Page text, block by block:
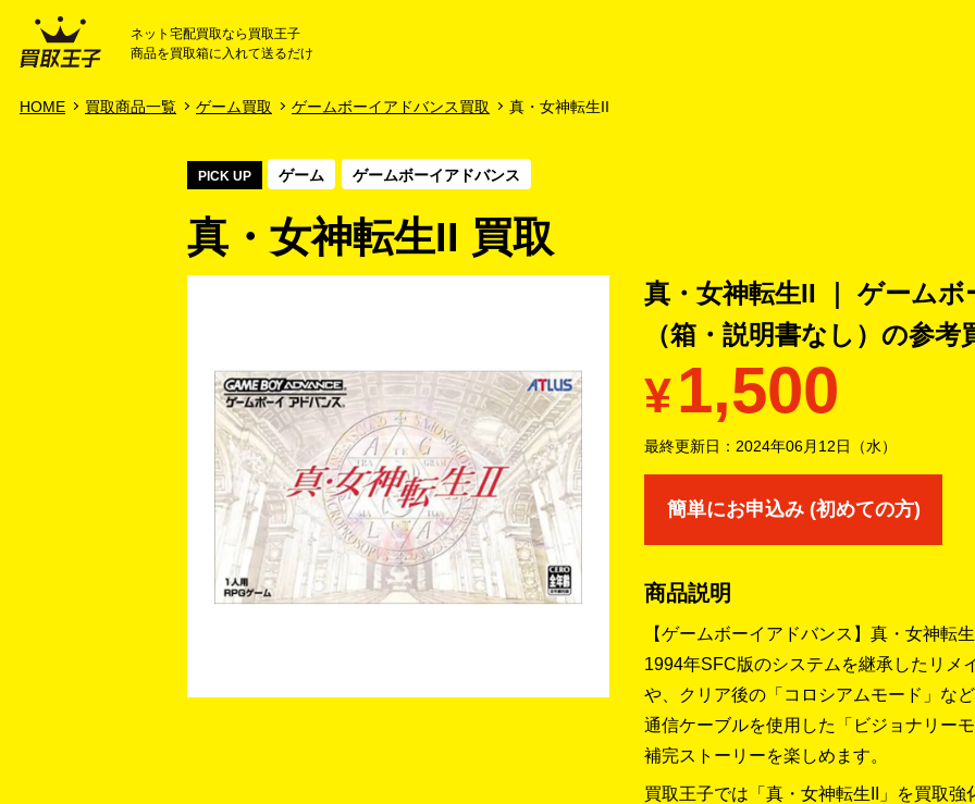
HOME
ネット宅配買取なら買取王子
商品を買取箱に入れて送るだけ
HOME 買取商品一覧 ゲーム買取 ゲームボーイアドバンス買取 真・女神転生II
PICK UP ゲーム ゲームボーイアドバンス
真・女神転生II 買取
真・女神転生II ｜ ゲーム
（箱・説明書なし）の参考
¥1,500
最終更新日： 2024年06月12日（水）
簡単にお申込み (初めての方)
商品説明
【ゲームボーイアドバンス】真・女神転
1994年SFC版のシステムを継承したリメ
や、クリア後の「コロシアムモード」な
通信ケーブルを使用した「ビジョナリー
補完ストーリーを楽しめます。
買取王子では「真・女神転生II」を買取強